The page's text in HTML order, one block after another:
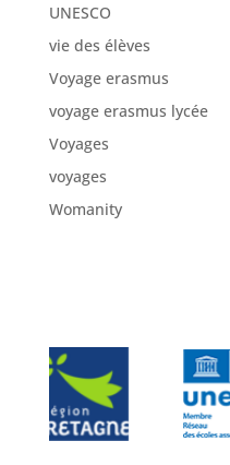
UNESCO
vie des élèves
Voyage erasmus
voyage erasmus lycée
Voyages
voyages
Womanity